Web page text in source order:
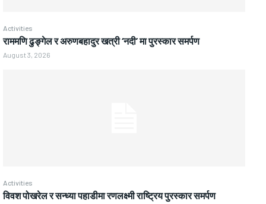
Activities
राममणि ढुङ्गेल र अरुणबहादुर खत्री ‘नदी’ मा पुरस्कार समर्पण
August 3, 2026
Activities
विवश पोखरेल र सन्ध्या पहाडीमा रणलक्ष्मी राष्ट्रिय पुरस्कार समर्पण